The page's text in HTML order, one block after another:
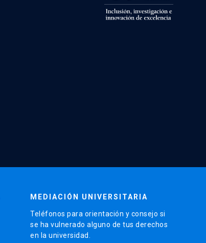
MEDIACIÓN UNIVERSITARIA
Teléfonos para orientación y consejo si
se ha vulnerado alguno de tus derechos
en la universidad.